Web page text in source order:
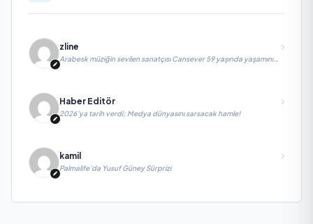
zline
Arabesk müziğin sevilen sanatçısı Cansever 59 yaşında yaşamını
Haber Editör
2026’ya tarih verdi; Medya dünyasını sarsacak hamle!
kamil
Palmalife’da Yusuf Güney Sürprizi